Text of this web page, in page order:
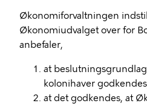
Økonomiforvaltningen
Økonomiudvalget over for
anbefaler,
at
kolonihaver
at det godkendes, at